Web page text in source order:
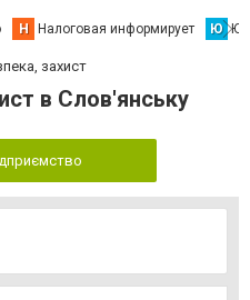
Н Налоговая информирует Ю
захист
в Слов'янську